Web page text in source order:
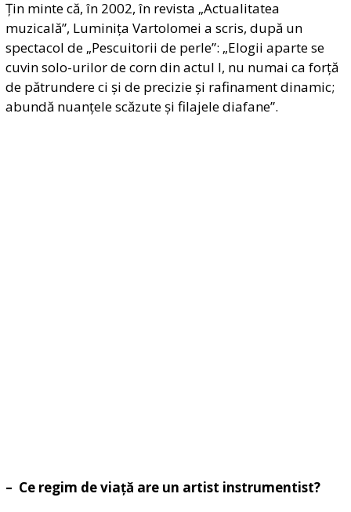
Țin minte că, în 2002, în revista „Actualitatea
muzicală”, Luminița Vartolomei a scris, după un
spectacol de „Pescuitorii de perle”: „Elogii aparte se
cuvin solo-urilor de corn din actul I, nu numai ca forță
de pătrundere ci și de precizie și rafinament dinamic;
abundă nuanțele scăzute și filajele diafane”.
– Ce regim de viață are un artist instrumentist?